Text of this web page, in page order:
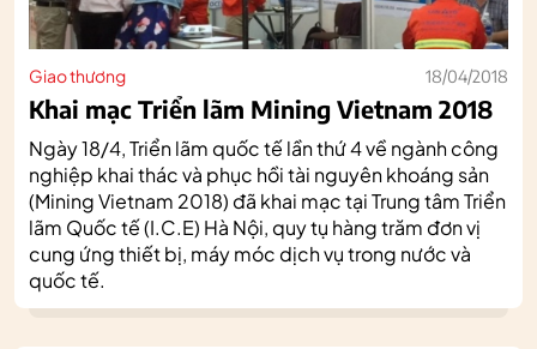
Giao thương 18/04/2018
Khai mạc Triển lãm Mining Vietnam 2018
Ngày 18/4, Triển lãm quốc tế lần thứ 4 về ngành công
nghiệp khai thác và phục hồi tài nguyên khoáng sản
(Mining Vietnam 2018) đã khai mạc tại Trung tâm Triển
lãm Quốc tế (I.C.E) Hà Nội, quy tụ hàng trăm đơn vị
cung ứng thiết bị, máy móc dịch vụ trong nước và
quốc tế.